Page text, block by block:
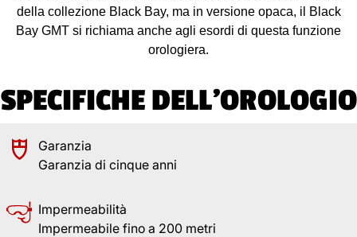
della collezione Black Bay, ma in versione opaca, il Black
Bay GMT si richiama anche agli esordi di questa funzione
orologiera.
SPECIFICHE DELL'OROLOGIO
Garanzia
Garanzia di cinque anni
Impermeabilità
Impermeabile fino a 200 metri